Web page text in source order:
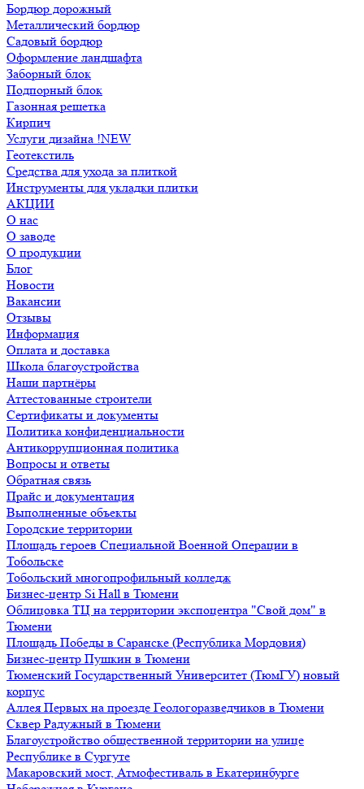
Бордюр дорожный
Металлический бордюр
Садовый бордюр
Оформление ландшафта
Заборный блок
Подпорный блок
Газонная решетка
Кирпич
Услуги дизайна !NEW
Геотекстиль
Средства для ухода за плиткой
Инструменты для укладки плитки
АКЦИИ
О нас
О заводе
О продукции
Блог
Новости
Вакансии
Отзывы
Информация
Оплата и доставка
Школа благоустройства
Наши партнёры
Аттестованные строители
Сертификаты и документы
Политика конфиденциальности
Антикоррупционная политика
Вопросы и ответы
Обратная связь
Прайс и документация
Выполненные объекты
Городские территории
Площадь героев Специальной Военной Операции в
Тобольске
Тобольский многопрофильный колледж
Бизнес-центр Si Hall в Тюмени
Облицовка ТЦ на территории экспоцентра "Свой дом" в
Тюмени
Площадь Победы в Саранске (Республика Мордовия)
Бизнес-центр Пушкин в Тюмени
Тюменский Государственный Университет (ТюмГУ) новый
корпус
Аллея Первых на проезде Геологоразведчиков в Тюмени
Сквер Радужный в Тюмени
Благоустройство общественной территории на улице
Республике в Сургуте
Макаровский мост, Атмофестиваль в Екатеринбурге